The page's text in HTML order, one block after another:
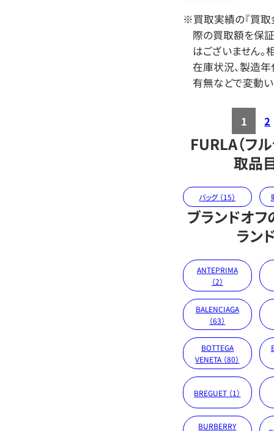
※買取実績の『買取
際の買取額を保
はございません。
在庫状況、製造年
有無などで変動い
1 2
FURLA（フ
取品
バッグ （15）
ブランドオ
ラン
ANTEPRIMA
（2）
BALENCIAGA
（63）
BOTTEGA
VENETA （80）
BREGUET （1）
BURBERRY